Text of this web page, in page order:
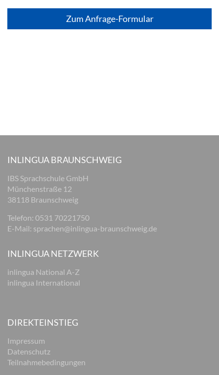
Zum Anfrage-Formular
INLINGUA BRAUNSCHWEIG
IBS Sprachschule GmbH
Münchenstraße 12
38118 Braunschweig
Telefon: 0531 70221750
E-Mail: sprachen@inlingua-braunschweig.de
INLINGUA NETZWERK
inlingua National A-Z
inlingua International
DIREKTEINSTIEG
Impressum
Datenschutz
Teilnahmebedingungen